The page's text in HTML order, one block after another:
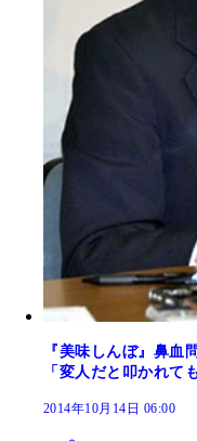
『美味しんぼ』鼻血
「変人だと叩かれて
2014年10月14日 06:00